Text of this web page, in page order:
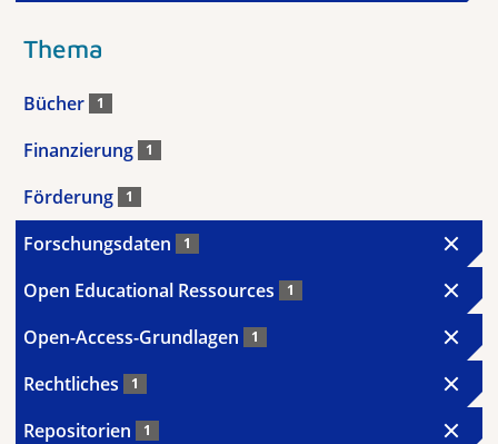
Thema
Bücher 1
Finanzierung 1
Förderung 1
Forschungsdaten 1
Open Educational Ressources 1
Open-Access-Grundlagen 1
Rechtliches 1
Repositorien 1